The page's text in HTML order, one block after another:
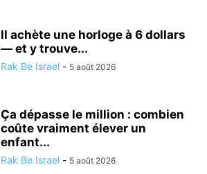
Il achète une horloge à 6 dollars
— et y trouve...
Rak Be Israel - 5 août 2026
Ça dépasse le million : combien
coûte vraiment élever un
enfant...
Rak Be Israel - 5 août 2026